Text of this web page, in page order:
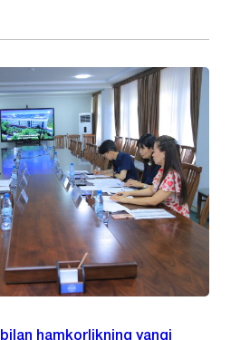
hamkorlikning yangi